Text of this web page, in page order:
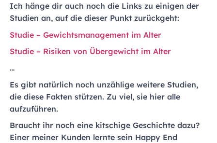
Ich hänge dir auch noch die Links zu einigen der
Studien an, auf die dieser Punkt zurückgeht:
Studie – Gewichtsmanagement im Alter
Studie – Risiken von Übergewicht im Alter
…
Es gibt natürlich noch unzählige weitere Studien,
die diese Fakten stützen. Zu viel, sie hier alle
aufzuführen.
Braucht ihr noch eine kitschige Geschichte dazu?
Einer meiner Kunden lernte sein Happy End